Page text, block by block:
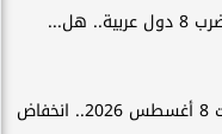
هل...
الطقس غدًا السبت 8 أغسطس 2026.. انخفاض